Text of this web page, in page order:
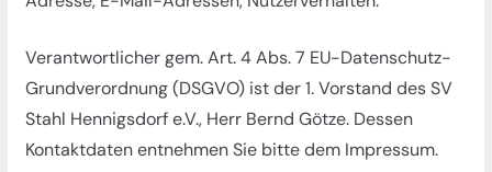
s
d
o
r
Verantwortlicher gem. Art. 4 Abs. 7 EU-Datenschutz-
Grundverordnung (DSGVO) ist der 1. Vorstand des SV
Stahl Hennigsdorf e.V., Herr Bernd Götze. Dessen
Kontaktdaten entnehmen Sie bitte dem Impressum.